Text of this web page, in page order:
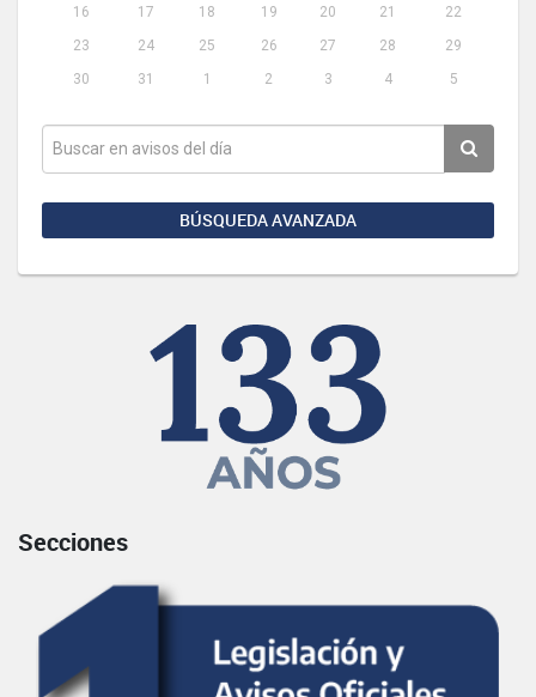
16
17 18 19 20 21
22
23
24 25 26 27 28
29
30
31 1 2 3 4 5
BÚSQUEDA AVANZADA
Secciones